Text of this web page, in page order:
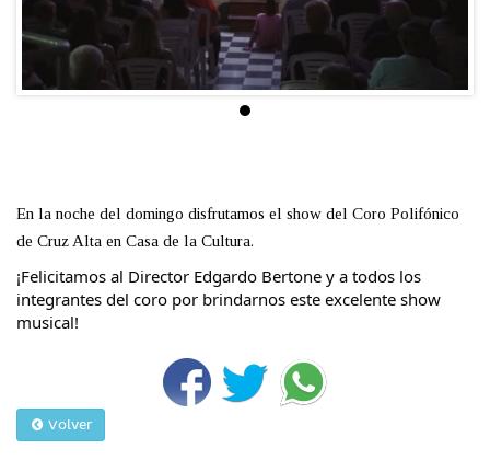
En la noche del domingo disfrutamos el show del Coro Polifónico
de Cruz Alta en Casa de la Cultura.
¡Felicitamos al Director Edgardo Bertone y a todos los
integrantes del coro por brindarnos este excelente show
musical!
Volver